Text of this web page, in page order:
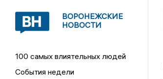
ВОРОНЕЖСКИЕ
НОВОСТИ
100 самых влиятельных людей
События недели